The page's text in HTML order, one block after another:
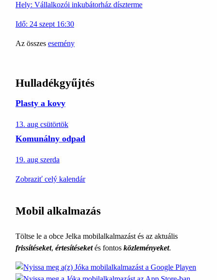
Hely: Vállalkozói inkubátorház díszterme
Idő: 24 szept 16:30
Az összes esemény
Hulladékgyűjtés
Plasty a kovy
13. aug csütörtök
Komunálny odpad
19. aug szerda
Zobraziť celý kalendár
Mobil alkalmazás
Töltse le a obce Jelka mobilalkalmazást és az aktuális
frissítéseket, értesítéseketés fontos közleményeket.